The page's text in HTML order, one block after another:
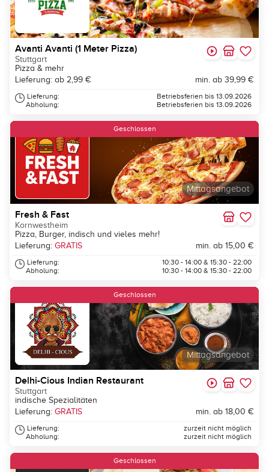
Avanti Avanti (1 Meter Pizza)
Stuttgart
Pizza & mehr
Lieferung: ab 2,99 €
min. ab 39,99 €
Lieferung:
Abholung:
Betriebsferien bis 13.09.2026
Betriebsferien bis 13.09.2026
Mittagsangebot
Geschlossen
Fresh & Fast
Kornwestheim
Pizza, Burger, indisch und vieles mehr!
Lieferung: GRATIS min. ab 15,00 €
Lieferung:
Abholung:
10:30 - 14:00 & 15:30 - 22:00
10:30 - 14:00 & 15:30 - 22:00
Mittagsangebot
Geschlossen
Delhi-Cious Indian Restaurant
Stuttgart
indische Spezialitäten
Lieferung: GRATIS min. ab 18,00 €
Lieferung:
Abholung:
zurzeit nicht möglich
zurzeit nicht möglich
Geschlossen